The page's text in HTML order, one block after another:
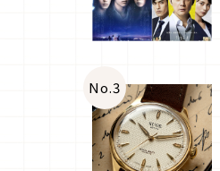
No.3